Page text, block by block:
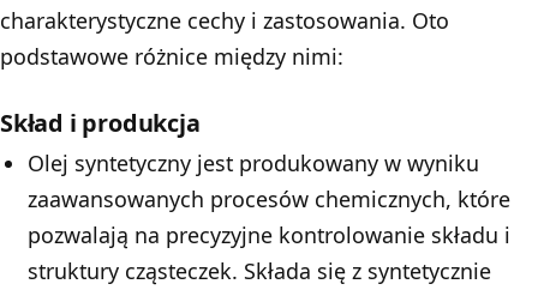
charakterystyczne cechy i zastosowania. Oto
podstawowe różnice między nimi:
Skład i produkcja
Olej syntetyczny jest produkowany w wyniku
zaawansowanych procesów chemicznych, które
pozwalają na precyzyjne kontrolowanie składu i
struktury cząsteczek. Składa się z syntetycznie